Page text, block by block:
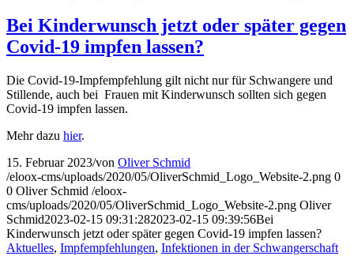
Bei Kinderwunsch jetzt oder später gegen
Covid-19 impfen lassen?
Die Covid-19-Impfempfehlung gilt nicht nur für Schwangere und
Stillende, auch bei Frauen mit Kinderwunsch sollten sich gegen
Covid-19 impfen lassen.
Mehr dazu hier.
15. Februar 2023/von Oliver Schmid
/eloox-cms/uploads/2020/05/OliverSchmid_Logo_Website-2.png 0
0 Oliver Schmid /eloox-
cms/uploads/2020/05/OliverSchmid_Logo_Website-2.png Oliver
Schmid2023-02-15 09:31:282023-02-15 09:39:56Bei
Kinderwunsch jetzt oder später gegen Covid-19 impfen lassen?
Aktuelles, Impfempfehlungen, Infektionen in der Schwangerschaft